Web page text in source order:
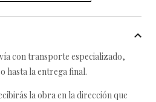
con transporte especializado,
hasta la entrega final.
la obra en la dirección que